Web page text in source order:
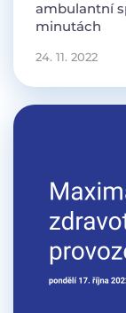
ambulantní
minutách
24. 11. 2022